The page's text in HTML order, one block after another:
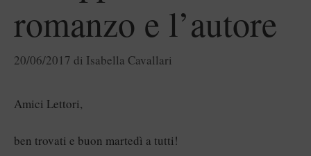
romanzo e l’autore
20/06/2017 di Isabella Cavallari
Amici Lettori,
ben trovati e buon martedì a tutti!